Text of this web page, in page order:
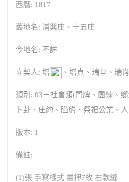
西曆: 1817
舊地名: 浦興庄、十五庄
今地名: 不詳
立契人: 增 、增貞、瑞旦、瑞肖
類別: 03－社會類(門牌、團練、
卜卦、庄約、隘約、祭祀公業、
版本: 1
備註:
(1)張 手寫樣式 畫押7枚 右款縫